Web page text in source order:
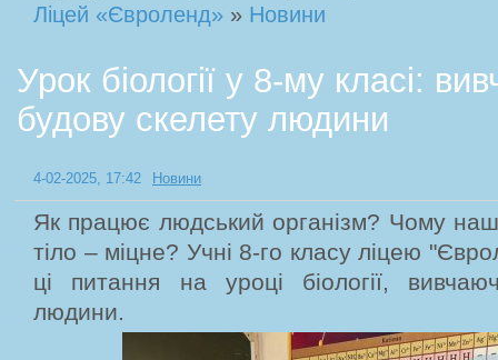
Ліцей «Євроленд» » Новини
Урок біології у 8-му класі:
будову скелету людини
4-02-2025, 17:42 Новини
Як працює людський організм? Чому наші
тіло – міцне? Учні 8-го класу ліцею
ці питання на уроці біології,
людини.